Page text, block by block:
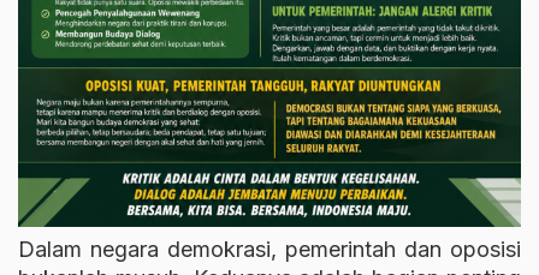
Dalam negara demokrasi, pemerintah dan oposisi